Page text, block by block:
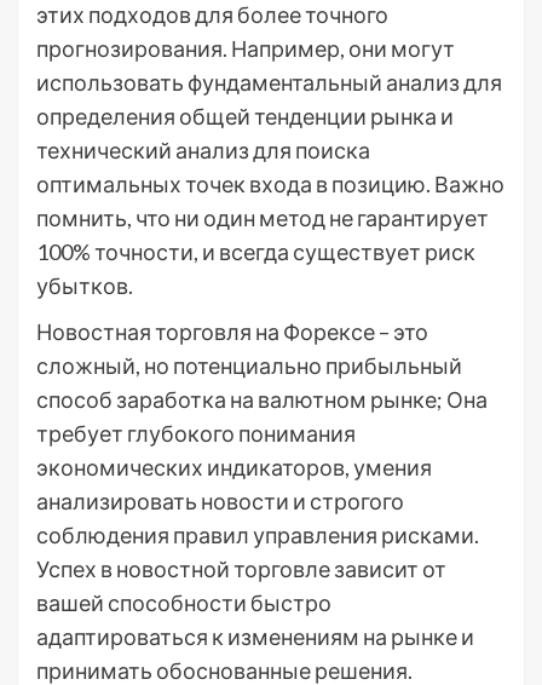
этих подходов для более точного
прогнозирования. Например, они могут
использовать фундаментальный анализ для
определения общей тенденции рынка и
технический анализ для поиска
оптимальных точек входа в позицию. Важно
помнить, что ни один метод не гарантирует
100% точности, и всегда существует риск
убытков.
Новостная торговля на Форексе – это
сложный, но потенциально прибыльный
способ заработка на валютном рынке; Она
требует глубокого понимания
экономических индикаторов, умения
анализировать новости и строгого
соблюдения правил управления рисками.
Успех в новостной торговле зависит от
вашей способности быстро
адаптироваться к изменениям на рынке и
принимать обоснованные решения.